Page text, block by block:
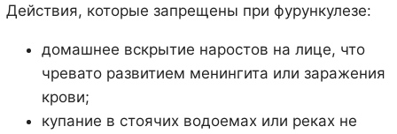
Действия, которые запрещены при фурункулезе:
домашнее вскрытие наростов на лице, что
чревато развитием менингита или заражения
крови;
купание в стоячих водоемах или реках не